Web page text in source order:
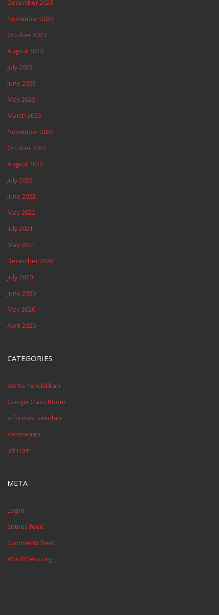
December 2023
November 2023
October 2023
August 2023
July 2023
June 2023
May 2023
March 2023
November 2022
October 2022
August 2022
July 2022
June 2022
May 2022
July 2021
May 2021
December 2020
July 2020
June 2020
May 2020
April 2020
CATEGORIES
Berita Pendidikan
Google Class Room
Informasi sekolah
Kesiswaan
lain-lain
META
Log in
Entries feed
Comments feed
WordPress.org